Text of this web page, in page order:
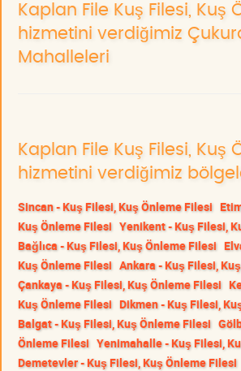
Kaplan File Kuş Filesi, Kuş
hizmetini verdiğimiz
Mahalleleri
Kaplan File Kuş Filesi, Kuş
hizmetini verdiğimiz
Sincan - Kuş Filesi, Kuş Önleme Filesi
Kuş Önleme Filesi Yenikent - Kuş Filesi,
Bağlıca - Kuş Filesi, Kuş Önleme Filesi
Kuş Önleme Filesi Ankara - Kuş Filesi,
Çankaya - Kuş Filesi, Kuş Önleme Filesi
Kuş Önleme Filesi Dikmen - Kuş Filesi,
Balgat - Kuş Filesi, Kuş Önleme Filesi
Önleme Filesi Yenimahalle - Kuş Filesi,
Demetevler - Kuş Filesi, Kuş Önleme Filesi